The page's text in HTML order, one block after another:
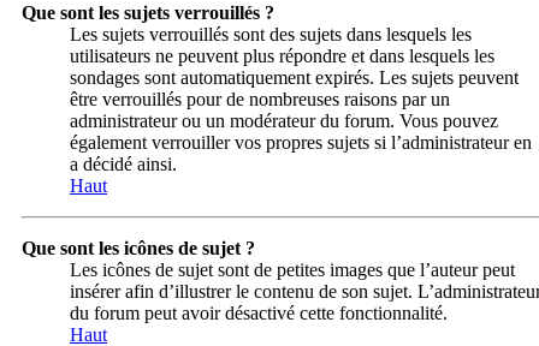
Que sont les sujets verrouillés ?
Les sujets verrouillés sont des sujets dans lesquels les
utilisateurs ne peuvent plus répondre et dans lesquels les
sondages sont automatiquement expirés. Les sujets peuvent
être verrouillés pour de nombreuses raisons par un
administrateur ou un modérateur du forum. Vous pouvez
également verrouiller vos propres sujets si l’administrateur en
a décidé ainsi.
Haut
Que sont les icônes de sujet ?
Les icônes de sujet sont de petites images que l’auteur peut
insérer afin d’illustrer le contenu de son sujet.
du forum peut avoir désactivé cette fonctionnalité.
Haut